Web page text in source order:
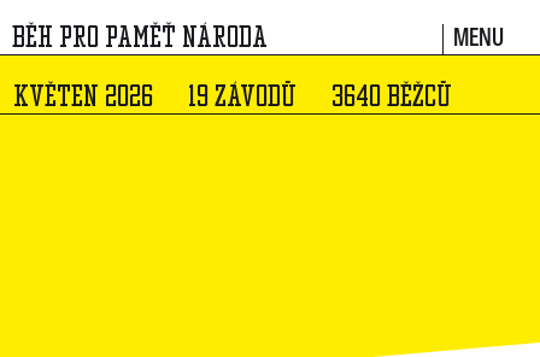
BĚH PRO PAMĚŤ NÁRODA MENU
KVĚTEN 2026 19 ZÁVODŮ 3640 BĚŽCŮ